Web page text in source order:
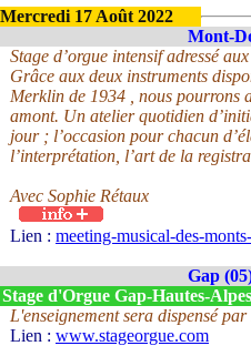
Mercredi 17 Août 2022
Mont-
Stage d’orgue intensif adressé
Grâce aux deux instruments
Merklin de 1934 , nous pourrons
amont. Un atelier quotidien
jour ; l’occasion pour chacun
l’interprétation, l’art de la
Avec Sophie Rétaux
Lien : meeting-musical-des-
Gap
d'Orgue Gap-Hautes-Alpes
L'enseignement sera dispensé
Lien : www.stageorgue.com